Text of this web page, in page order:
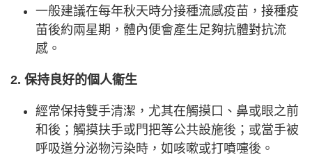
一般建議在每年秋天時分接種流感疫苗，接種疫
苗後約兩星期，體內便會產生足夠抗體對抗流
感。
2. 保持良好的個人衞生
經常保持雙手清潔，尤其在觸摸口、鼻或眼之前
和後；觸摸扶手或門把等公共設施後；或當手被
呼吸道分泌物污染時，如咳嗽或打噴嚏後。